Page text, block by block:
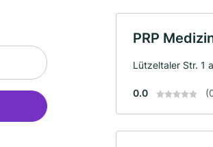
PRP
Lützeltaler Str. 1
0.0